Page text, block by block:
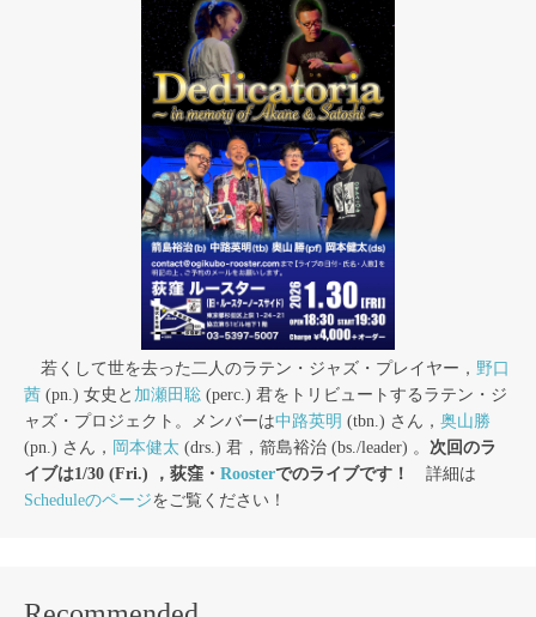
若くして世を去った二人のラテン・ジャズ・プレイヤー， 野口
茜 (pn.) 女史と 加瀬田聡 (perc.) 君をトリビュートするラテン・ジ
ャズ・プロジェクト。メンバーは中路英明 (tbn.) さん， 奥山勝
(pn.) さん， 岡本健太 (drs.) 君，箭島裕治 (bs./leader) 。 次回のラ
イブは1/30 (Fri.) ，荻窪・ Roosterでのライブです！
詳細は
Scheduleのページをご覧ください！